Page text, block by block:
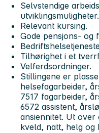
Selvstendige
utviklingsmuligheter.
Relevant kursing.
Gode pensjons- og
Tilhørighet i et
Velferdsordninger.
Stillingene er
helsefagarbeider,
7517 fagarbeider,
6572 assistent,
ansiennitet. Ut
kveld, natt, helg og